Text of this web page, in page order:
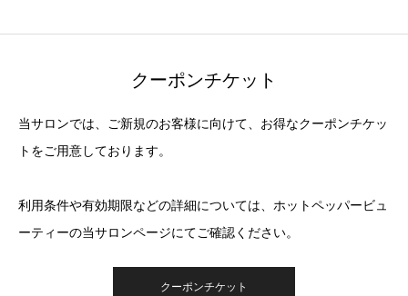
クーポンチケット
当サロンでは、ご新規のお客様に向けて、お得なクーポンチケッ
トをご用意しております。
利用条件や有効期限などの詳細については、ホットペッパービュ
ーティーの当サロンページにてご確認ください。
クーポンチケット